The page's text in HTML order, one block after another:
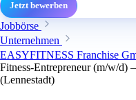
Jetzt bewerben
Jobbörse
Unternehmen
EASYFITNESS Franchise
Fitness-Entrepreneur (m/w/d)
(Lennestadt)